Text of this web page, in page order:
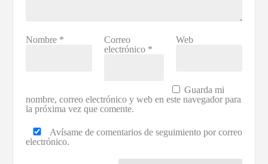
Nombre *
Correo
electrónico *
Web
Guarda mi
nombre, correo electrónico y web en este navegador para
la próxima vez que comente.
Avísame de comentarios de seguimiento por correo
electrónico.